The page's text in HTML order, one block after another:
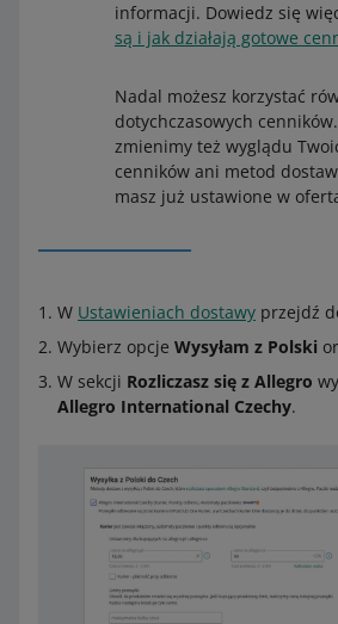
informacji. Dowiedz się
są i jak działają gotowe
Nadal możesz korzystać
dotychczasowych
zmienimy też wyglądu
cenników ani metod
masz już ustawione w
W Ustawieniach dostawy przejdź
Wybierz opcje Wysyłam z Polski
W sekcji Rozliczasz się z Allegro
Allegro International Czechy.